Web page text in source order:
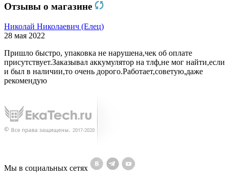
Отзывы о магазине
Николай Николаевич (Елец)
28 мая 2022
Пришло быстро, упаковка не нарушена,чек об оплате
присутствует.Заказывал аккумулятор на тлф,не мог найти,если
и был в наличии,то очень дорого.Работает,советую,даже
рекомендую
Мы в социальных сетях